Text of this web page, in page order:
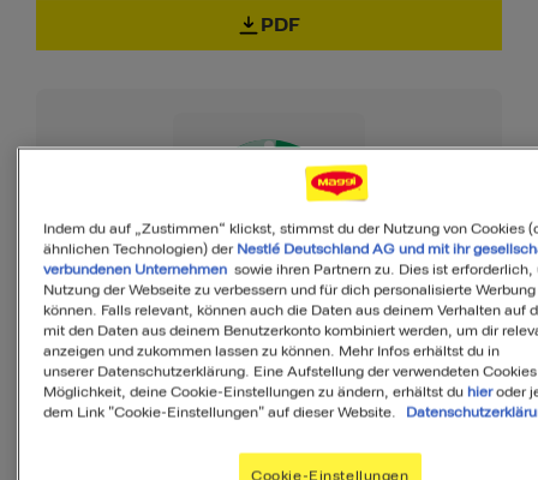
PDF
von 100
MyMenu IQ™
Ist diese Mahlzeit
ausgewogen?
MyMenuIQ hilft Dir, deinen Körper mit
Indem du auf „Zustimmen“ klickst, stimmst du der Nutzung von Cookies
ähnlichen Technologien) der Nestlé Deutschland AG und mit ihr
verbundenen Unternehmen sowie ihren Partnern zu. Dies ist erforderlich,
Nutzung der Webseite zu verbessern und für dich personalisierte
können. Falls relevant, können auch die Daten aus deinem Verhalten auf
mit den Daten aus deinem Benutzerkonto kombiniert werden, um dir
anzeigen und zukommen lassen zu können. Mehr Infos erhältst du in
unserer Datenschutzerklärung. Eine Aufstellung der verwendeten
Möglichkeit, deine Cookie-Einstellungen zu ändern, erhältst du hieroder
dem Link "Cookie-Einstellungen" auf dieser Website.
Cookie-Einstellungen